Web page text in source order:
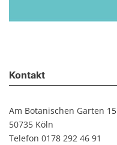
Kontakt
Am Botanischen Garten 15
50735 Köln
Telefon 0178 292 46 91